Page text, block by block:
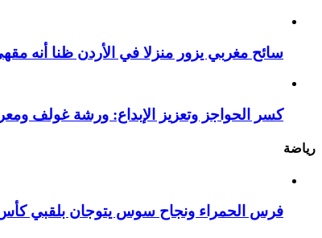
سائح مغربي يزور منزلا في الأردن ظنا أنه
كسر الحواجز وتعزيز الإبداع: ورشة غولف
رياضة
فرس الحمراء ونجاح سوس يتوجان بلقبي